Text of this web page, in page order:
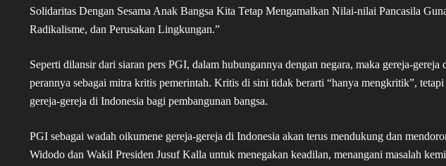
Solidaritas Dengan Sesama Anak Bangsa Kita Tetap Mengamalkan Nilai-nilai Pancasila
Radikalisme, dan Perusakan Lingkungan.”
Seperti dilansir dari siaran pers PGI, dalam hubungannya dengan negara, maka gereja-
perannya sebagai mitra kritis pemerintah. Kritis di sini tidak berarti “hanya mengkritik”,
gereja-gereja di Indonesia bagi pembangunan bangsa.
PGI sebagai wadah oikumene gereja-gereja di Indonesia akan terus mendukung dan
Widodo dan Wakil Presiden Jusuf Kalla untuk menegakan keadilan, menangani masalah